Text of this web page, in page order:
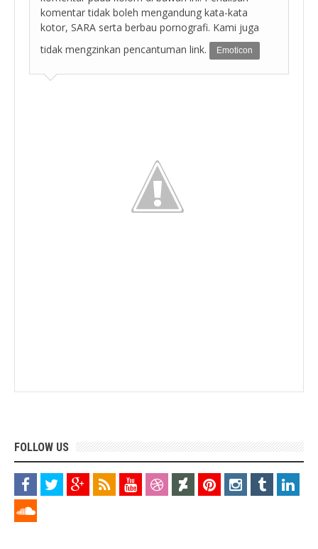
komentar tidak boleh mengandung kata-kata
kotor, SARA serta berbau pornografi. Kami juga
tidak mengzinkan pencantuman link.
Emoticon
FOLLOW US